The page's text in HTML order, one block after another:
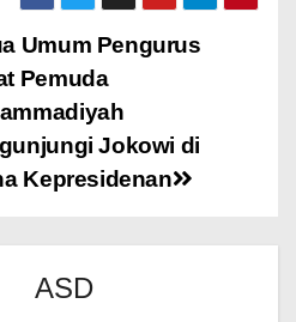
Umum Pengurus
Pemuda
Jokowi di
Kepresidenan
ASD